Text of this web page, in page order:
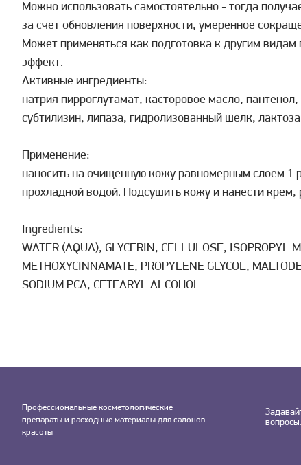
Можно использовать самостоятельно - тогда
за счет обновления поверхности, умеренное
Может применяться как подготовка к другим
эффект.
Активные ингредиенты:
натрия пирроглутамат, касторовое масло,
субтилизин, липаза, гидролизованный шелк,
Применение:
наносить на очищенную кожу равномерным слоем 1
прохладной водой. Подсушить кожу и нанести
Ingredients:
WATER (AQUA), GLYCERIN, CELLULOSE, ISOPROPYL
METHOXYCINNAMATE, PROPYLENE GLYCOL,
SODIUM PCA, CETEARYL ALCOHOL
Профессиональные косметологические
препараты и расходные материалы для салонов
красоты
вопросы: